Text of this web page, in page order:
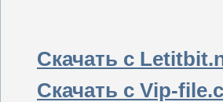
Скачать с
Скачать с Vip-